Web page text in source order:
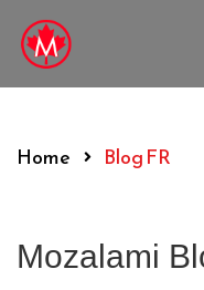
Home Blog FR
Mozalami